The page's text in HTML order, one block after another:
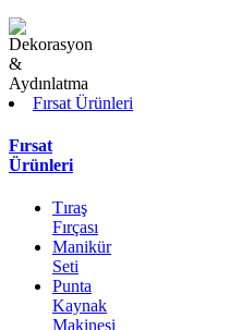
Fırsat Ürünleri
Fırsat
Ürünleri
Tıraş
Fırçası
Manikür
Seti
Punta
Kaynak
Makinesi